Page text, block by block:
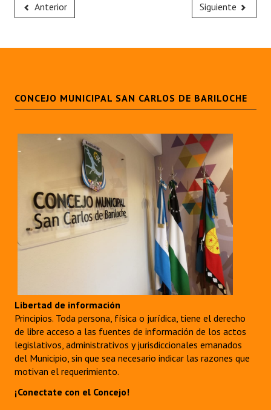
Anterior Siguiente
CONCEJO MUNICIPAL SAN CARLOS DE BARILOCHE
Libertad de información
Principios. Toda persona, física o jurídica, tiene el derecho
de libre acceso a las fuentes de información de los actos
legislativos, administrativos y jurisdiccionales emanados
del Municipio, sin que sea necesario indicar las razones que
motivan el requerimiento.
¡Conectate con el Concejo!